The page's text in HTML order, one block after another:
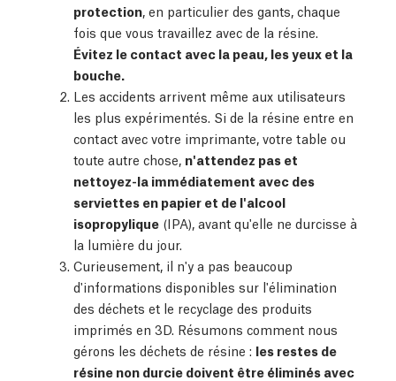
protection , en particulier des gants, chaque
fois que vous travaillez avec de la résine.
Évitez le contact avec la peau, les yeux et la
bouche.
Les accidents arrivent même aux utilisateurs
les plus expérimentés. Si de la résine entre en
contact avec votre imprimante, votre table ou
toute autre chose, n'attendez pas et
nettoyez-la immédiatement avec des
serviettes en papier et de l'alcool
isopropylique (IPA), avant qu'elle ne durcisse à
la lumière du jour.
Curieusement, il n'y a pas beaucoup
d'informations disponibles sur l'élimination
des déchets et le recyclage des produits
imprimés en 3D. Résumons comment nous
gérons les déchets de résine : les restes de
résine non durcie doivent être éliminés avec